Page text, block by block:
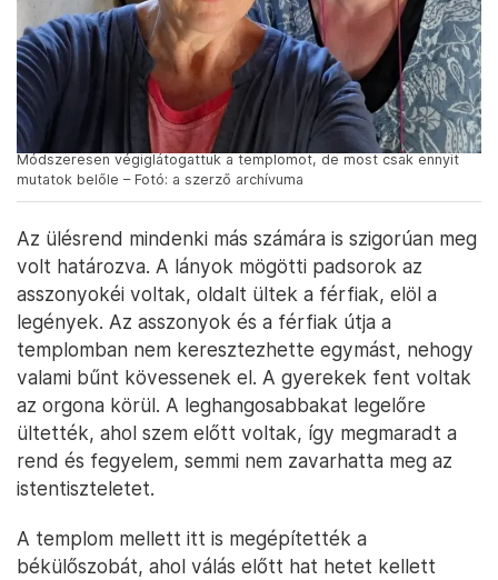
Módszeresen végiglátogattuk a templomot, de most csak ennyit
mutatok belőle – Fotó: a szerző archívuma
Az ülésrend mindenki más számára is szigorúan meg
volt határozva. A lányok mögötti padsorok az
asszonyokéi voltak, oldalt ültek a férfiak, elöl a
legények. Az asszonyok és a férfiak útja a
templomban nem keresztezhette egymást, nehogy
valami bűnt kövessenek el. A gyerekek fent voltak
az orgona körül. A leghangosabbakat legelőre
ültették, ahol szem előtt voltak, így megmaradt a
rend és fegyelem, semmi nem zavarhatta meg az
istentiszteletet.
A templom mellett itt is megépítették a
békülőszobát, ahol válás előtt hat hetet kellett